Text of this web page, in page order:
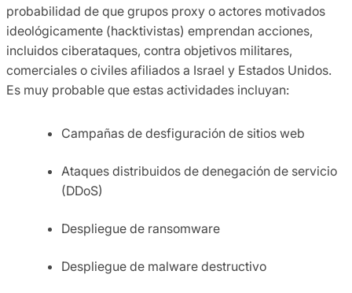
probabilidad de que grupos proxy o actores motivados
ideológicamente (hacktivistas) emprendan acciones,
incluidos ciberataques, contra objetivos militares,
comerciales o civiles afiliados a Israel y Estados Unidos.
Es muy probable que estas actividades incluyan:
Campañas de desfiguración de sitios web
Ataques distribuidos de denegación de servicio
(DDoS)
Despliegue de ransomware
Despliegue de malware destructivo